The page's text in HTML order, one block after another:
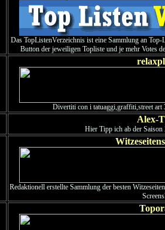
Das TopListenVerzeichnis ist eine Sammlung an
Button der jeweiligen Topliste und je mehr Votes
Divertiti con i tatuaggi,graffiti,street art
Alex-
Hier Tipp ich ab der Saison
Redaktionell erstellte Sammlung der besten